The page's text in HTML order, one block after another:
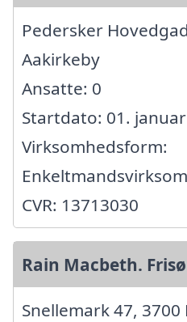
Pedersker
Aakirkeby
Ansatte: 0
Startdato: 01.
Virksomhedsform:
CVR: 13713030
Rain Macbeth.
Snellemark 47, 3700